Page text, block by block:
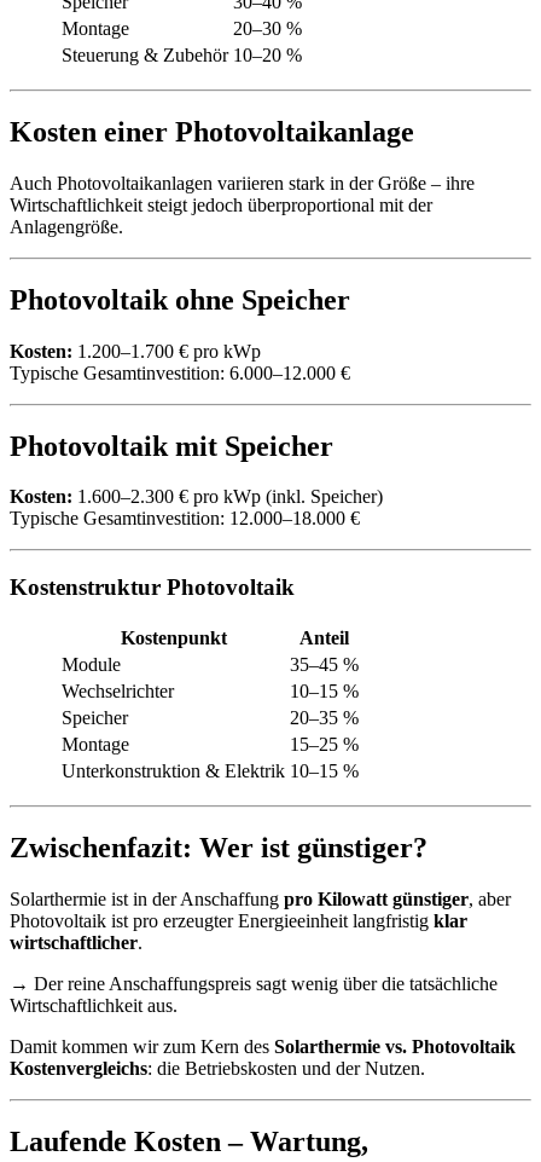
Montage
20–30 %
Steuerung & Zubehör 10–20 %
Kosten einer Photovoltaikanlage
Auch Photovoltaikanlagen variieren stark in der Größe – ihre
Wirtschaftlichkeit steigt jedoch überproportional mit der
Anlagengröße.
Photovoltaik ohne Speicher
Kosten: 1.200–1.700 € pro kWp
Typische Gesamtinvestition: 6.000–12.000 €
Photovoltaik mit Speicher
Kosten: 1.600–2.300 € pro kWp (inkl. Speicher)
Typische Gesamtinvestition: 12.000–18.000 €
Kostenstruktur Photovoltaik
Kostenpunkt
Anteil
Module
35–45 %
Wechselrichter
10–15 %
Speicher
20–35 %
Montage
15–25 %
Unterkonstruktion & Elektrik 10–15 %
Zwischenfazit: Wer ist günstiger?
Solarthermie ist in der Anschaffung pro Kilowatt günstiger, aber
Photovoltaik ist pro erzeugter Energieeinheit langfristig klar
wirtschaftlicher.
→ Der reine Anschaffungspreis sagt wenig über die tatsächliche
Wirtschaftlichkeit aus.
Damit kommen wir zum Kern des Solarthermie vs. Photovoltaik
Kostenvergleichs: die Betriebskosten und der Nutzen.
Laufende Kosten – Wartung,